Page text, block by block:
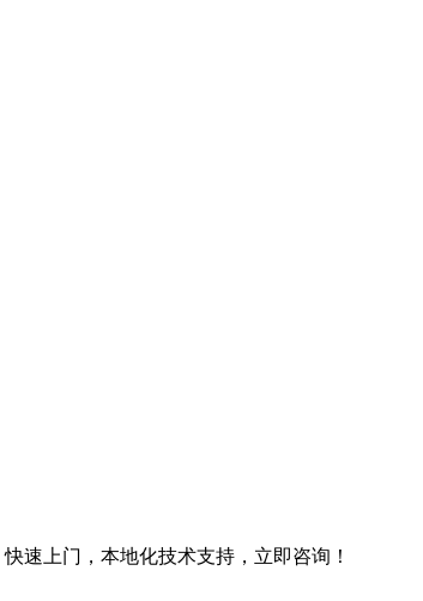
速上门，本地化技术支持，立即咨询！